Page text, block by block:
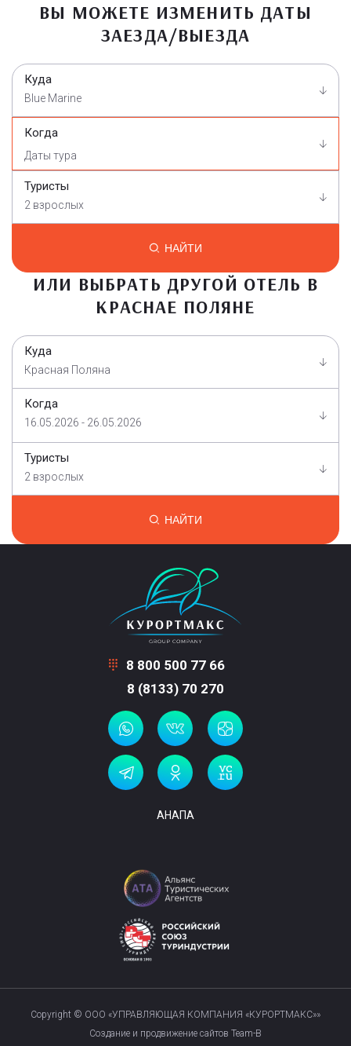
ВЫ МОЖЕТЕ ИЗМЕНИТЬ ДАТЫ
ЗАЕЗДА/ВЫЕЗДА
Куда
Blue Marine
Когда
Туристы
2 взрослых
НАЙТИ
ИЛИ ВЫБРАТЬ ДРУГОЙ ОТЕЛЬ В
КРАСНАЕ ПОЛЯНЕ
Куда
Красная Поляна
Когда
16.05.2026 - 26.05.2026
Туристы
2 взрослых
НАЙТИ
8 800 500 77 66
8 (8133) 70 270
АНАПА
Copyright © ООО «УПРАВЛЯЮЩАЯ КОМПАНИЯ «КУРОРТМАКС»»
Создание и продвижение сайтов Team-B